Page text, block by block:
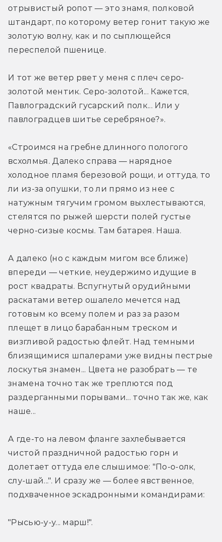
отрывистый ропот — это знамя, полковой
штандарт, по которому ветер гонит такую же
золотую волну, как и по сыплющейся
переспелой пшенице.
И тот же ветер рвет у меня с плеч серо-
золотой ментик. Серо-золотой... Кажется,
Павлоградский гусарский полк... Или у
павлоградцев шитье серебряное?».
«Строимся на гребне длинного пологого
всхолмья. Далеко справа — нарядное
холодное пламя березовой рощи, и оттуда, то
ли из-за опушки, то ли прямо из нее с
натужным тягучим громом выхлестываются,
стелятся по рыжей шерсти полей густые
черно-сизые космы. Там батарея. Наша.
А далеко (но с каждым мигом все ближе)
впереди — четкие, неудержимо идущие в
рост квадраты. Вспугнутый орудийными
раскатами ветер ошалело мечется над
готовым ко всему полем и раз за разом
плещет в лицо барабанным треском и
визгливой радостью флейт. Над темными
близящимися шпалерами уже видны пестрые
лоскутья знамен... Цвета не разобрать — те
знамена точно так же треплются под
раздерганными порывами... точно так же, как
наше...
А где-то на левом фланге захлебывается
чистой праздничной радостью горн и
долетает оттуда еле слышимое: "По-о-олк,
слу-шай...". И сразу же — более явственное,
подхваченное эскадронными командирами:
"Рысью-у-у... марш!".